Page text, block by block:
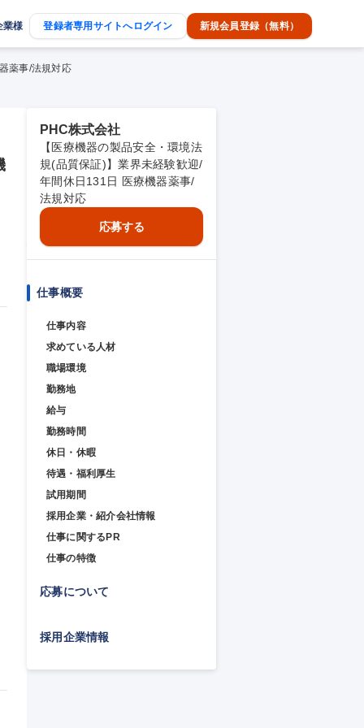
業様 登録者専用サイトへログイン 新規会員登録（無料）
薬事/法規対応
PHC株式会社
【医療機器の製品安全・環境法
規(品質保証)】業界未経験歓迎/
年間休日131日 医療機器薬事/
法規対応
応募する
仕事概要
仕事内容
求めている人材
職場環境
勤務地
給与
勤務時間
休日・休暇
待遇・福利厚生
試用期間
採用企業・紹介会社情報
仕事に関するPR
仕事の特徴
応募について
採用企業情報